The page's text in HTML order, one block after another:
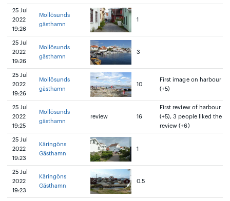
25 Jul
2022
19:26
Mollösunds
gästhamn
1
25 Jul
2022
19:26
Mollösunds
gästhamn
3
25 Jul
2022
19:26
Mollösunds
gästhamn
10
First image on harbour
(+5)
25 Jul
2022
19:25
Mollösunds
gästhamn
review 16
First review of harbour
(+5), 3 people liked the
review (+6)
25 Jul
2022
19:23
Käringöns
Gästhamn
1
25 Jul
2022
19:23
Käringöns
Gästhamn
0.5